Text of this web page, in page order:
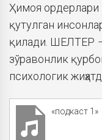
Ҳимоя ордерлари
қутулган
қилади. ШЕЛТЕР
зўравонлик
психологик
«подкаст 1»